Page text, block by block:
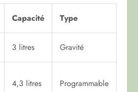
Capacité Type
3 litres Gravité
4,3 litres Programmable